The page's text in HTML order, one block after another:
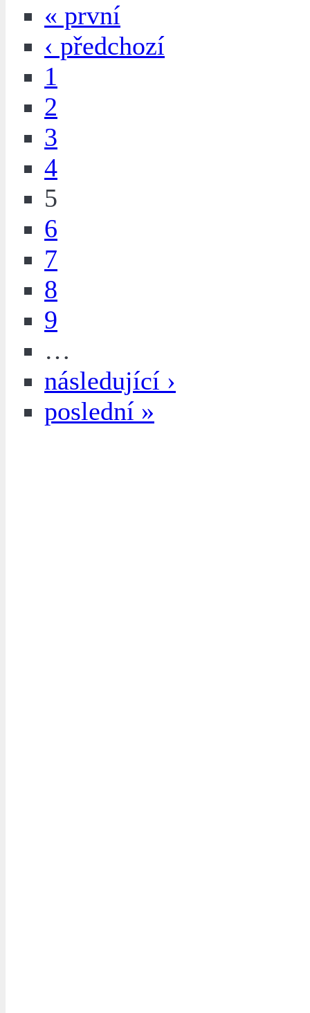
« první
‹ předchozí
1
2
3
4
5
6
7
8
9
…
následující ›
poslední »